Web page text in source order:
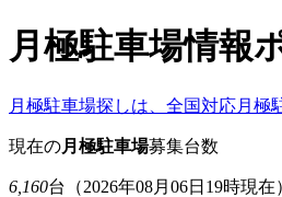
月極駐車場情報
月極駐車場探しは、全国対応月極
現在の月極駐車場募集台数
6,160台 （2026年08月06日19時現在